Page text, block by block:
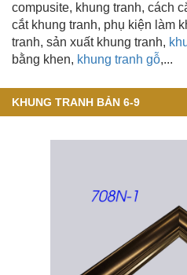
compusite, khung tranh, cách
cắt khung tranh, phụ kiện làm
tranh, sản xuất khung tranh,
bằng khen, khung tranh gỗ,...
KHUNG TRANH BẢN 6-9